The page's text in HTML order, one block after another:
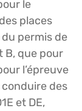
le
places
du permis de
B, que pour
l’épreuve
des
et DE,